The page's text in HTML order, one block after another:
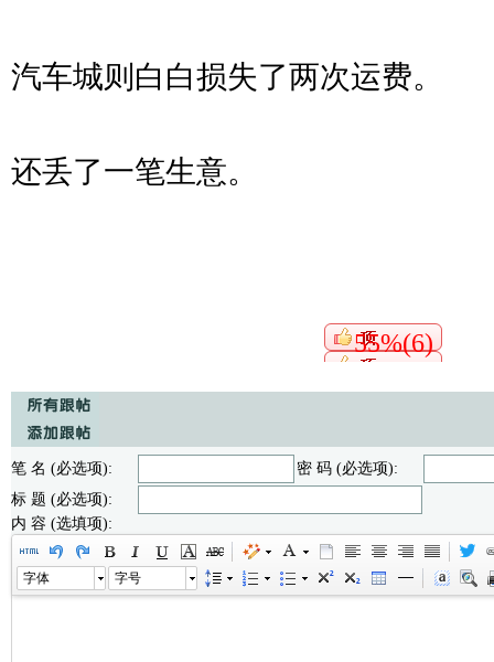
汽车城则白白损失了两次运费。
还丢了一笔生意。
55%(6)
笔 名 (必选项):
密 码 (必选项):
标 题 (必选项):
内 容 (选填项):
字体 字号